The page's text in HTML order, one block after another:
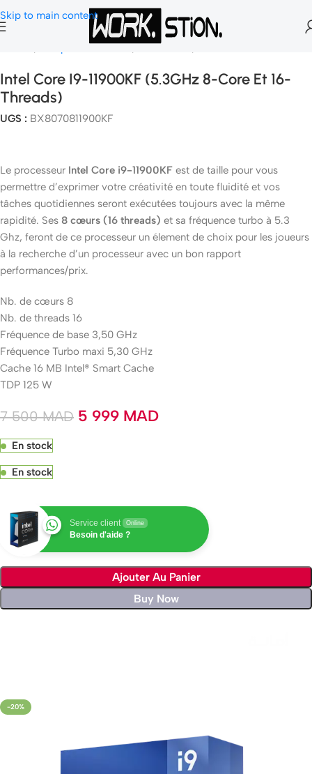
Skip to main content
Composants Gamer Processeurs
Intel Core I9-11900KF (5.3GHz 8-Core Et 16-
Threads)
UGS : BX8070811900KF
Le processeur Intel Core i9-11900KF est de taille pour vous
permettre d’exprimer votre créativité en toute fluidité et vos
tâches quotidiennes seront exécutées toujours avec la même
rapidité. Ses 8 cœurs (16 threads) et sa fréquence turbo à 5.3
Ghz, feront de ce processeur un élement de choix pour les joueurs
à la recherche d’un processeur avec un bon rapport
performances/prix.
Nb. de cœurs 8
Nb. de threads 16
Fréquence de base 3,50 GHz
Fréquence Turbo maxi 5,30 GHz
Cache 16 MB Intel® Smart Cache
TDP 125 W
7 500MAD 5 999 MAD
En stock
En stock
Service client Online
Besoin d'aide ?
Ajouter Au Panier
Buy Now
-20%